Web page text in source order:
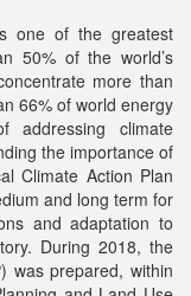
one of the greatest
50% of the world’s
more than
66% of world energy
addressing climate
the importance of
Climate Action Plan
and long term for
and adaptation to
During 2018, the
was prepared, within